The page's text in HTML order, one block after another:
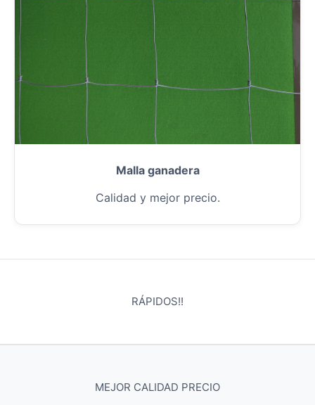
Malla ganadera
Calidad y mejor precio.
RÁPIDOS!!
MEJOR CALIDAD PRECIO